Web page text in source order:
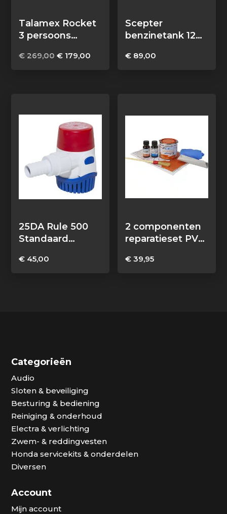
Talamex Rocket
3 persoons
€269,00 Oorspronkelijke
€ 179,00
Scepter
benzinetank 12
brandstofmeter
€ 89,00
25DA Rule 500
Standaard
l/u 12V
€ 45,00
2 componenten
reparatieset PVC
€ 39,95
Categorieën
Audio
Sloten & beveiliging
Besturing & bediening
Reiniging & onderhoud
Electra & verlichting
Zwem- & reddingvesten
Honda servicekits & onderdelen
Diversen
Account
Mijn account